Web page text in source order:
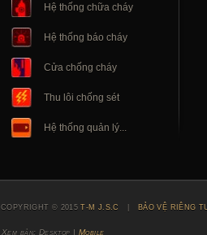
Hệ thống chữa cháy
Hệ thống báo cháy
Cửa chống cháy
Thu lôi chống sét
Hệ thống quản lý...
COPYRIGHT © 2015T-M J.S.C BẢO VỆ RIÊNG
Xem bản: Desktop | Mobile